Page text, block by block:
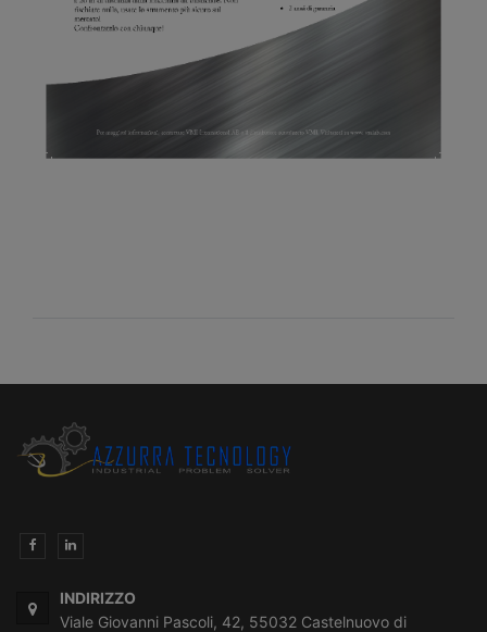
INDIRIZZO
Viale Giovanni Pascoli, 42, 55032 Castelnuovo di